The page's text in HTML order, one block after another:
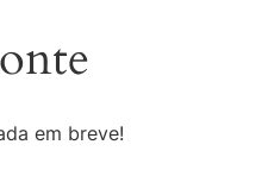
em breve!